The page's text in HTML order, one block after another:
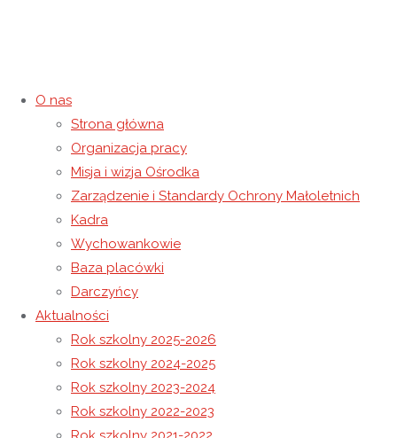
O nas
Strona główna
Organizacja pracy
Misja i wizja Ośrodka
Zarządzenie i Standardy Ochrony Małoletnich
Kadra
Wychowankowie
Baza placówki
Darczyńcy
Aktualności
Rok szkolny 2025-2026
Rok szkolny 2024-2025
Rok szkolny 2023-2024
Rok szkolny 2022-2023
„Szansa lepszego rozwoju” —
podsumowanie trzech miesięcy
pracy
17 grudnia 201424 sierpnia 2021
Strona główna Rok szkolny 2014-2015
rozwoju” — podsumowanie trzech miesięcy pracy